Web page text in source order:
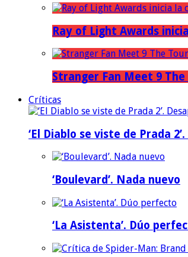
Ray of Light Awards
Stranger Fan Meet 9
Críticas
‘El Diablo se viste de Prada
‘Boulevard’. Nada nuevo
‘La Asistenta’. Dúo